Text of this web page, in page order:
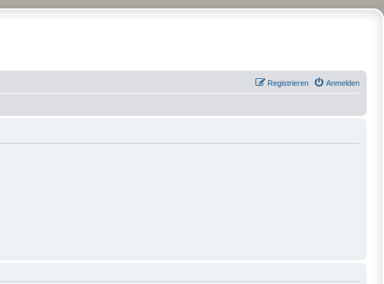
Anmelden
Registrieren